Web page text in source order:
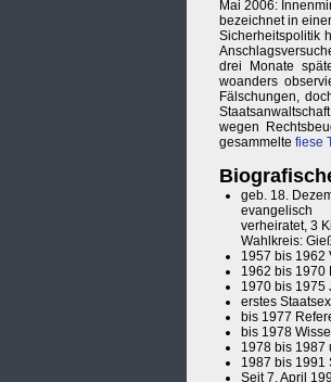
Mai 2006:
bezeichnet in
Sicherheitspolitik
drei Monate
woanders
Fälschungen,
wegen
gesammelte fiese
geb. 18.
evangelisch
verheiratet, 3
Wahlkreis:
1957 bis 1962
1962 bis 1970
1970 bis 1975
erstes
bis 1977
bis 1978
1978 bis 1987
1987 bis 1991
Seit 7. April